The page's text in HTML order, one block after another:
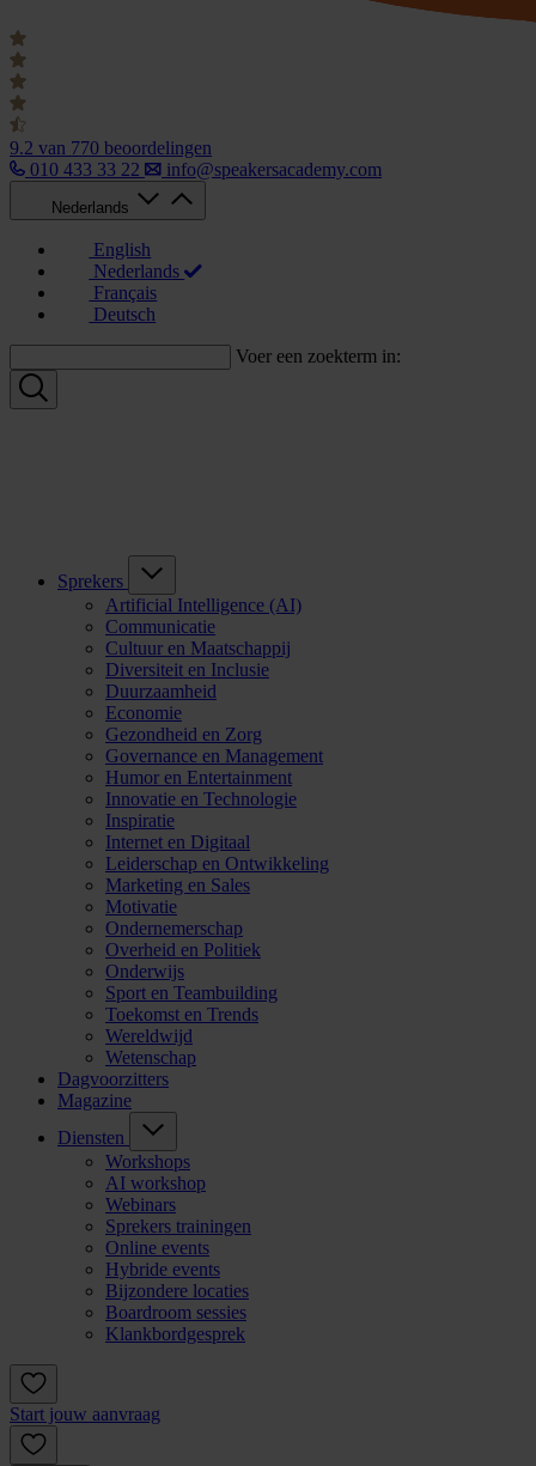
9.2 van 770 beoordelingen
010 433 33 22
info@speakersacademy.com
Nederlands
English
Nederlands
Français
Deutsch
Voer een zoekterm in:
Sprekers
Artificial Intelligence (AI)
Communicatie
Cultuur en Maatschappij
Diversiteit en Inclusie
Duurzaamheid
Economie
Gezondheid en Zorg
Governance en Management
Humor en Entertainment
Innovatie en Technologie
Inspiratie
Internet en Digitaal
Leiderschap en Ontwikkeling
Marketing en Sales
Motivatie
Ondernemerschap
Overheid en Politiek
Onderwijs
Sport en Teambuilding
Toekomst en Trends
Wereldwijd
Wetenschap
Dagvoorzitters
Magazine
Diensten
Workshops
AI workshop
Webinars
Sprekers trainingen
Online events
Hybride events
Bijzondere locaties
Boardroom sessies
Klankbordgesprek
Start jouw aanvraag